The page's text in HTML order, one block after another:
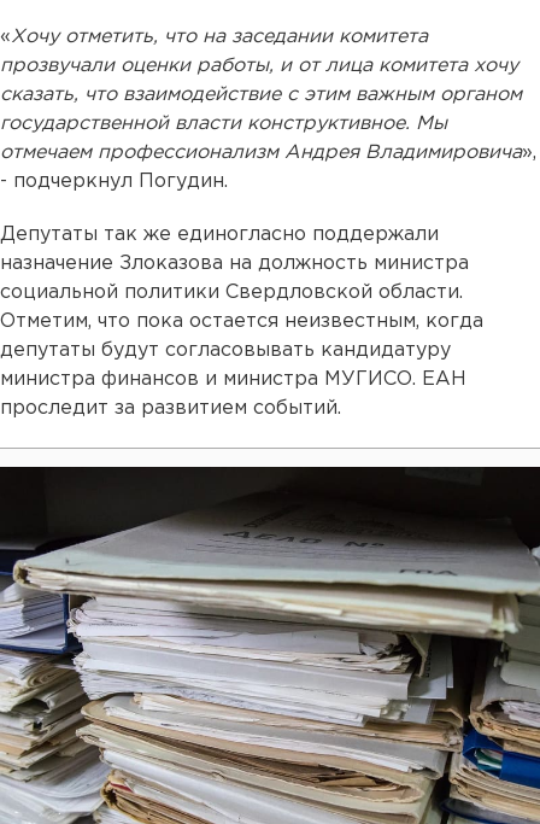
«Хочу отметить, что на заседании комитета
прозвучали оценки работы, и от лица комитета хочу
сказать, что взаимодействие с этим важным органом
государственной власти конструктивное. Мы
отмечаем профессионализм Андрея Владимировича»,
- подчеркнул Погудин.
Депутаты так же единогласно поддержали
назначение Злоказова на должность министра
социальной политики Свердловской области.
Отметим, что пока остается неизвестным, когда
депутаты будут согласовывать кандидатуру
министра финансов и министра МУГИСО. ЕАН
проследит за развитием событий.